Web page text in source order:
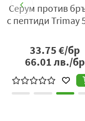
Серум против
с пептиди Trimay
33.75€/бр
66.01лв./бр